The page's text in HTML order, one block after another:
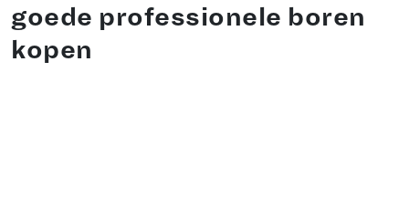
goede professionele boren
kopen